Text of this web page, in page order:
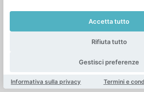
Accetta tutto
Rifiuta tutto
Gestisci preferenze
Informativa sulla privacy Termini e